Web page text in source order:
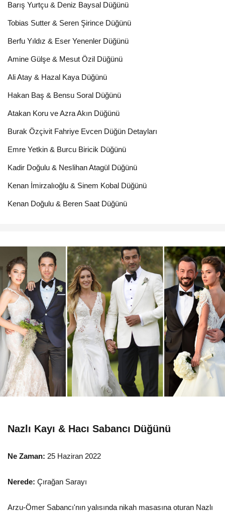
Barış Yurtçu & Deniz Baysal Düğünü
Tobias Sutter & Seren Şirince Düğünü
Berfu Yıldız & Eser Yenenler Düğünü
Amine Gülşe & Mesut Özil Düğünü
Ali Atay & Hazal Kaya Düğünü
Hakan Baş & Bensu Soral Düğünü
Atakan Koru ve Azra Akın Düğünü
Burak Özçivit Fahriye Evcen Düğün Detayları
Emre Yetkin & Burcu Biricik Düğünü
Kadir Doğulu & Neslihan Atagül Düğünü
Kenan İmirzalıoğlu & Sinem Kobal Düğünü
Kenan Doğulu & Beren Saat Düğünü
Nazlı Kayı & Hacı Sabancı Düğünü
Ne Zaman: 25 Haziran 2022
Nerede: Çırağan Sarayı
Arzu-Ömer Sabancı'nın yalısında nikah masasına oturan Nazlı